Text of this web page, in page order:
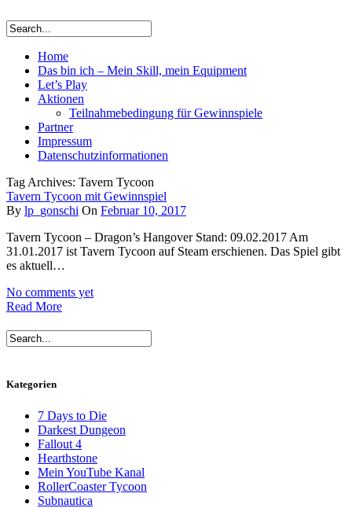
Home
Das bin ich – Mein Skill, mein Equipment
Let’s Play
Aktionen
Teilnahmebedingung für Gewinnspiele
Partner
Impressum
Datenschutzinformationen
Tag Archives: Tavern Tycoon
Tavern Tycoon mit Gewinnspiel
By lp_gonschi On Februar 10, 2017
Tavern Tycoon – Dragon’s Hangover Stand: 09.02.2017 Am
31.01.2017 ist Tavern Tycoon auf Steam erschienen. Das Spiel gibt
es aktuell…
No comments yet
Read More
Kategorien
7 Days to Die
Darkest Dungeon
Fallout 4
Hearthstone
Mein YouTube Kanal
RollerCoaster Tycoon
Subnautica